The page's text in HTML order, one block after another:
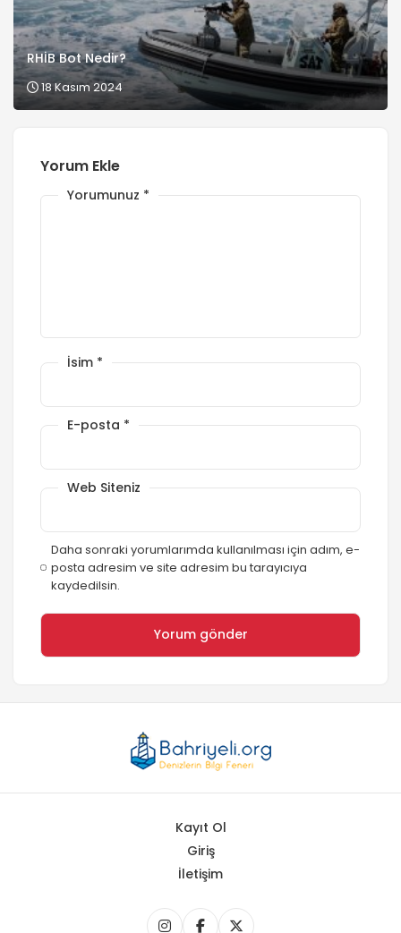
RHİB Bot Nedir?
18 Kasım 2024
Yorum Ekle
Yorumunuz *
İsim *
E-posta *
Web Siteniz
Daha sonraki yorumlarımda kullanılması için adım, e-
posta adresim ve site adresim bu tarayıcıya
kaydedilsin.
Kayıt Ol
Giriş
İletişim